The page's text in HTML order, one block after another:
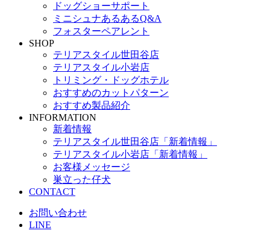
ドッグショーサポート
ミニシュナあるあるQ&A
フォスターペアレント
SHOP
テリアスタイル世田谷店
テリアスタイル小岩店
トリミング・ドッグホテル
おすすめのカットパターン
おすすめ製品紹介
INFORMATION
新着情報
テリアスタイル世田谷店「新着情報」
テリアスタイル小岩店「新着情報」
お客様メッセージ
巣立った仔犬
CONTACT
お問い合わせ
LINE